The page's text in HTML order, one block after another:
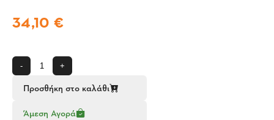
34,10 €
- +
Προσθήκη στο καλάθι
Άμεση Αγορά